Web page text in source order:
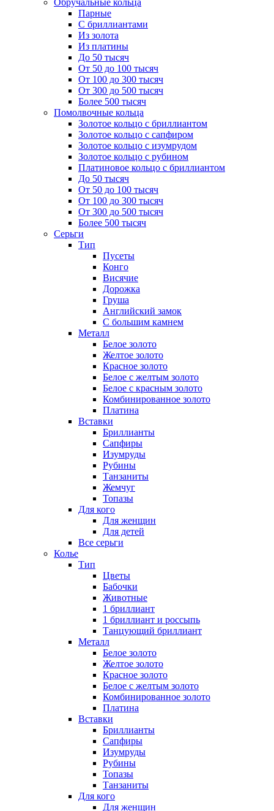
Обручальные кольца
Парные
С бриллиантами
Из золота
Из платины
До 50 тысяч
От 50 до 100 тысяч
От 100 до 300 тысяч
От 300 до 500 тысяч
Более 500 тысяч
Помолвочные кольца
Золотое кольцо с бриллиантом
Золотое кольцо с сапфиром
Золотое кольцо с изумрудом
Золотое кольцо с рубином
Платиновое кольцо с бриллиантом
До 50 тысяч
От 50 до 100 тысяч
От 100 до 300 тысяч
От 300 до 500 тысяч
Более 500 тысяч
Серьги
Тип
Пусеты
Конго
Висячие
Дорожка
Груша
Английский замок
С большим камнем
Металл
Белое золото
Желтое золото
Красное золото
Белое с желтым золото
Белое с красным золото
Комбинированное золото
Платина
Вставки
Бриллианты
Сапфиры
Изумруды
Рубины
Танзаниты
Жемчуг
Топазы
Для кого
Для женщин
Для детей
Все серьги
Колье
Тип
Цветы
Бабочки
Животные
1 бриллиант
1 бриллиант и россыпь
Танцующий бриллиант
Металл
Белое золото
Желтое золото
Красное золото
Белое с желтым золото
Комбинированное золото
Платина
Вставки
Бриллианты
Сапфиры
Изумруды
Рубины
Топазы
Танзаниты
Для кого
Для женщин